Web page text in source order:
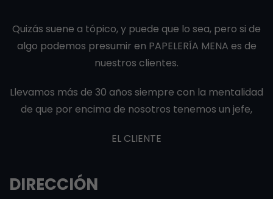
Quizás suene a tópico, y puede que lo sea, pero si de
algo podemos presumir en PAPELERÍA MENA es de
nuestros clientes.
Llevamos más de 30 años siempre con la mentalidad
de que por encima de nosotros tenemos un jefe,
EL CLIENTE
DIRECCIÓN